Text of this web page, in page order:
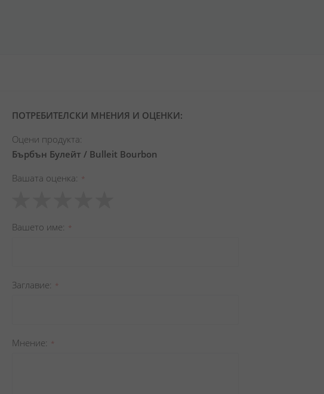
ПОТРЕБИТЕЛСКИ МНЕНИЯ И ОЦЕНКИ:
Оцени продукта:
Бърбън Булейт / Bulleit Bourbon
Вашата оценка
star
stars
stars
stars
stars
Вашето име
Заглавиe
Мнение